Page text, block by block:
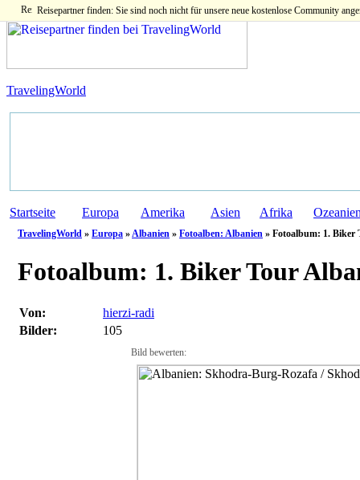
Reisepartner finden: Sie sind noch nicht für unsere neue kostenlose Community
TravelingWorld
Startseite Europa Amerika Asien Afrika
TravelingWorld » Europa »Albanien » Fotoalben: Albanien » Fotoalbum: 1. Biker
Fotoalbum: 1. Biker Tour
Von:
hierzi-radi
Bilder:
105
Bild bewerten: